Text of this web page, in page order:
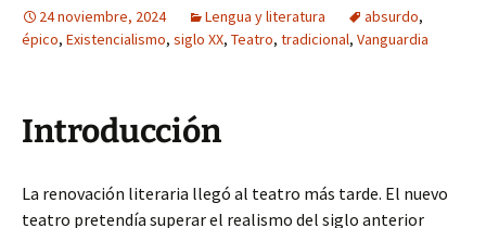
24 noviembre, 2024 Lengua y literatura absurdo,
épico, Existencialismo, siglo XX, Teatro, tradicional, Vanguardia
Introducción
La renovación literaria llegó al teatro más tarde. El nuevo
teatro pretendía superar el realismo del siglo anterior